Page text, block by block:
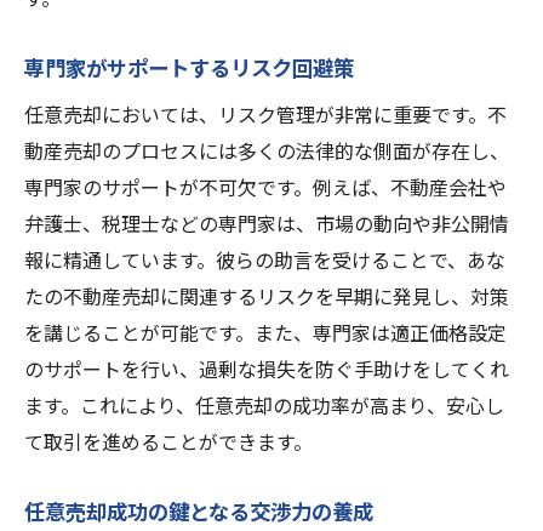
専門家がサポートするリスク回避策
任意売却においては、リスク管理が非常に重要です。不
動産売却のプロセスには多くの法律的な側面が存在し、
専門家のサポートが不可欠です。例えば、不動産会社や
弁護士、税理士などの専門家は、市場の動向や非公開情
報に精通しています。彼らの助言を受けることで、あな
たの不動産売却に関連するリスクを早期に発見し、対策
を講じることが可能です。また、専門家は適正価格設定
のサポートを行い、過剰な損失を防ぐ手助けをしてくれ
ます。これにより、任意売却の成功率が高まり、安心し
て取引を進めることができます。
任意売却成功の鍵となる交渉力の養成